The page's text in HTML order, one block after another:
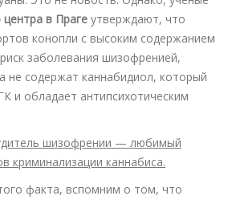
центра в Праге утверждают, что
конопли с высоким содержанием
заболевания шизофренией,
не содержат каннабидиол, который
и обладает антипсихотическим
шизофрении — любимый
криминализации каннабиса.
факта, вспомним о том, что